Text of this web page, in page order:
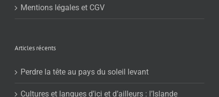
Mentions légales et CGV
Articles récents
Perdre la tête au pays du soleil levant
Cultures et langues d’ici et d’ailleurs : l’Islande